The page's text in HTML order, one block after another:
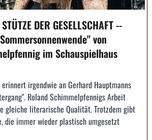
DER GESELLSCHAFT --
von
im Schauspielhaus
irgendwie an Gerhard Hauptmanns
Roland Schimmelpfennigs Arbeit
gleiche literarische Qualität. Trotzdem gibt
die immer wieder plastisch umgesetzt